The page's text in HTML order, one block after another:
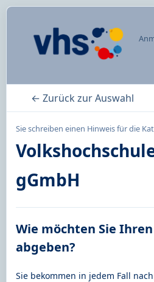
← Zurück zur Auswahl
Sie schreiben einen Hinweis für die
gGmbH
Wie möchten Sie
abgeben?
Sie bekommen in jedem Fall